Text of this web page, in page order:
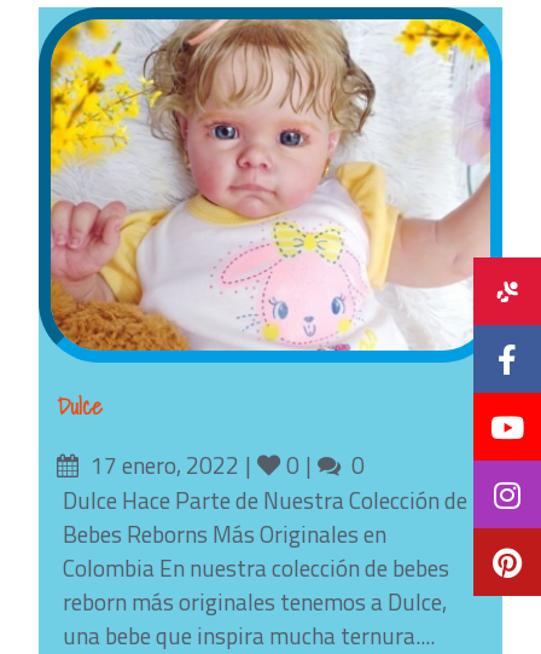
Dulce
Posted
on
17 enero, 2022 Likes
0 Comments
0
Dulce Hace Parte de Nuestra Colección de
Bebes Reborns Más Originales en
Colombia En nuestra colección de bebes
reborn más originales tenemos a Dulce,
una bebe que inspira mucha ternura....